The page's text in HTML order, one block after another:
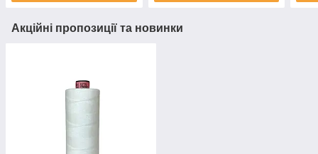
Акційні пропозиції та новинки